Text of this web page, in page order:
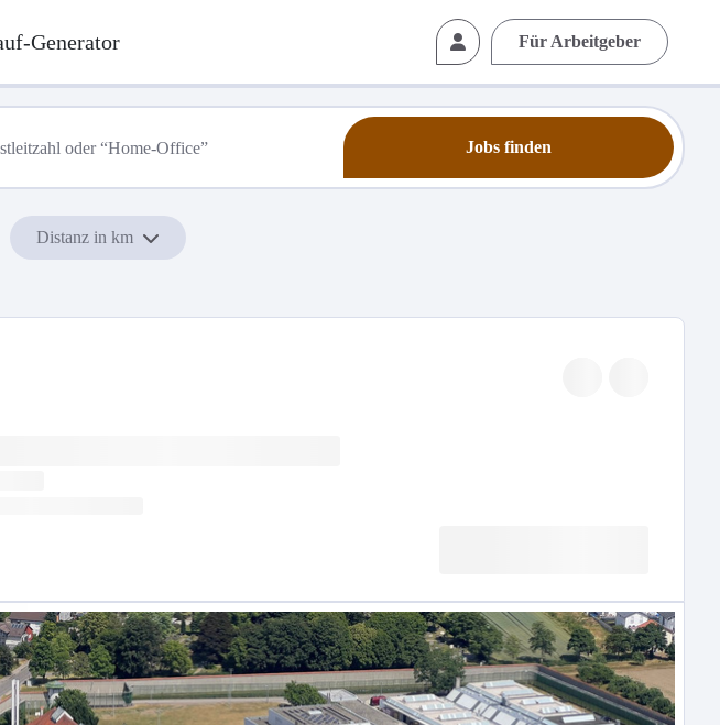
Generator Für Arbeitgeber
Jobs finden
Distanz in km